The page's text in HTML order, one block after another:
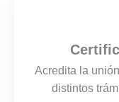
Acredita la
distintos